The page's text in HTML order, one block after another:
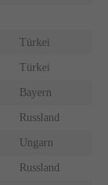
Türkei
Türkei
Bayern
Russland
Ungarn
Russland